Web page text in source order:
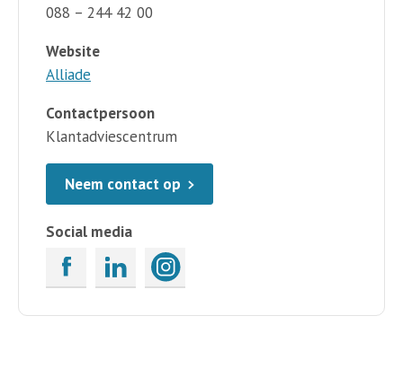
088 – 244 42 00
Website
Alliade
Contactpersoon
Klantadviescentrum
Neem contact op
Social media